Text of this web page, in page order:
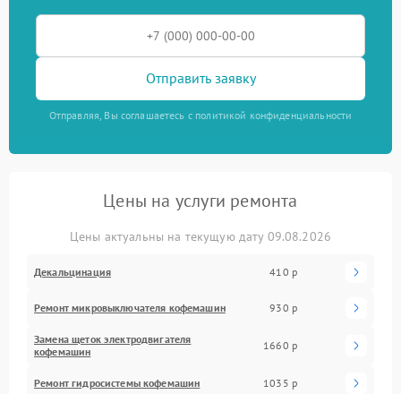
Отправить заявку
Отправляя, Вы соглашаетесь с политикой конфиденциальности
Цены на услуги ремонта
Цены актуальны на текущую дату 09.08.2026
Декальцинация 410 р
Ремонт микровыключателя кофемашин 930 р
Замена щеток электродвигателя
кофемашин
1660 р
Ремонт гидросистемы кофемашин 1035 р